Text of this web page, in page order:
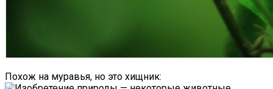
Похож на муравья, но это хищник: